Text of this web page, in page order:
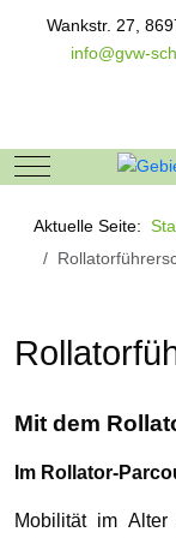
Wankstr. 27,
info@gvw-
Mobile Menu
Aktuelle Seite:
Mit dem
Im Rollator-
Mobilität im